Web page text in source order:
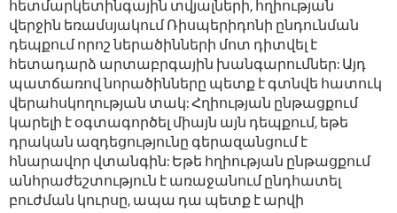
հետմարկետինգային տվյալների, հղիության
վերջին եռամսյակում Ռիսպերիդոնի ընդունման
դեպքում որոշ ներածինների մոտ դիտվել է
հետադարձ արտաբրգային խանգարումներ: Այդ
պատճառով նորածինները պետք է գտնվե հատուկ
վերահսկողության տակ: Հղիության ընթացքում
կարելի է օգտագործել միայն այն դեպքում, եթե
դրական ազդեցությունը գերազանցում է
հնարավոր վտանգին: Եթե հղիության ընթացքում
անհրաժեշտություն է առաջանում ընդհատել
բուժման կուրսը, ապա դա պետք է արվի